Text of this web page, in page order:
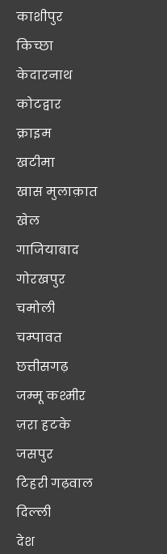
काशीपुर
किच्छा
केदारनाथ
कोटद्वार
क्राइम
खटीमा
खास मुलाक़ात
खेल
गाजियाबाद
गोरखपुर
चमोली
चम्पावत
छत्तीसगढ़
जम्मू कश्मीर
ज़रा हटके
जसपुर
टिहरी गढ़वाल
दिल्ली
देश